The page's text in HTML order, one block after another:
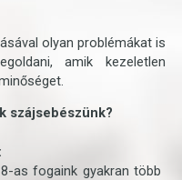
olyan problémákat is
amik kezeletlen
szájsebészünk?
as fogaink gyakran több